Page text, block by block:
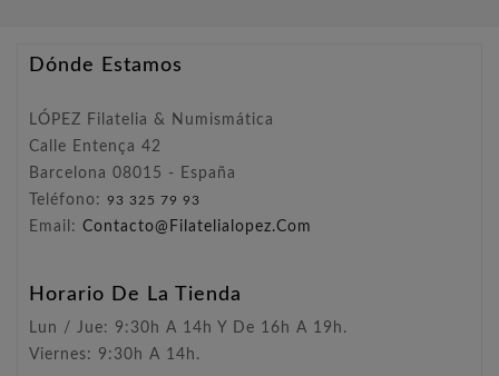
Dónde Estamos
LÓPEZ Filatelia & Numismática
Calle Entença 42
Barcelona 08015 - España
Teléfono: 93 325 79 93
Email: Contacto@filatelialopez.com
Horario De La Tienda
Lun / Jue: 9:30h A 14h Y De 16h A 19h.
Viernes: 9:30h A 14h.